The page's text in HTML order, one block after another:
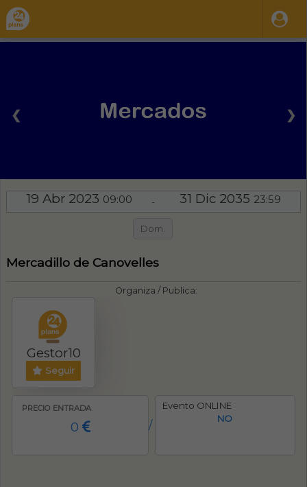
❮ ❯
19 Abr 2023 09:00 - 31 Dic 2035 23:59
Dom.
Mercadillo de Canovelles
Organiza / Publica:
Gestor10
Seguir
PRECIO ENTRADA
0 /
Evento ONLINE
NO